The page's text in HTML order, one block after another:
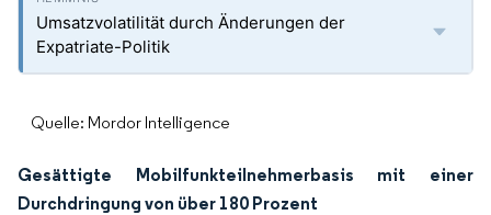
Umsatzvolatilität durch Änderungen der
Expatriate-Politik
Quelle: Mordor Intelligence
Gesättigte Mobilfunkteilnehmerbasis mit einer
Durchdringung von über 180 Prozent